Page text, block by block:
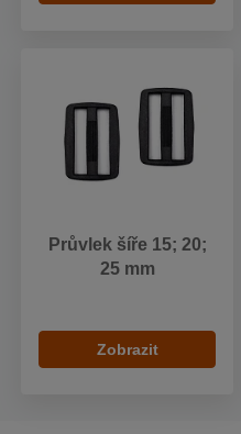
Průvlek šíře 15; 20;
25 mm
Zobrazit